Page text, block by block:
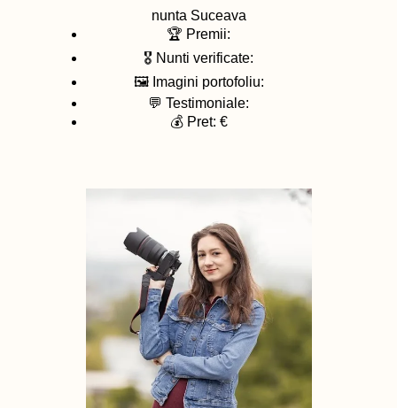
nunta Suceava
🏆 Premii:
🎖️ Nunti verificate:
🖼️ Imagini portofoliu:
💬 Testimoniale:
💰 Pret: €